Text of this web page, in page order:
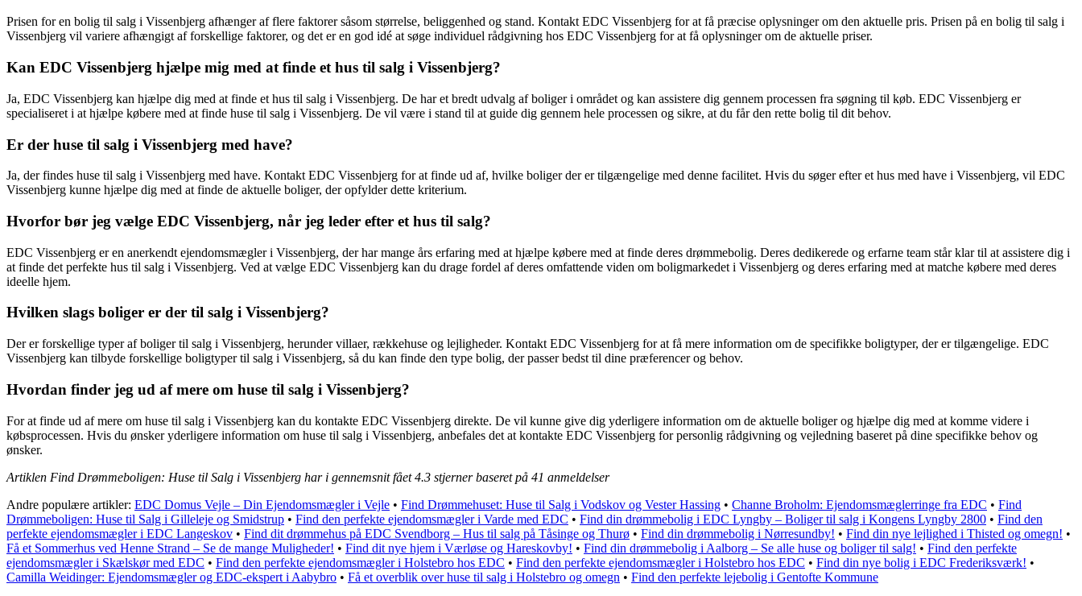
Prisen for en bolig til salg i Vissenbjerg afhænger af flere faktorer såsom størrelse, beliggenhed og stand. Kontakt EDC Vissenbjerg for at få præcise oplysninger om den aktuelle pris. Prisen på en bolig til salg i
Vissenbjerg vil variere afhængigt af forskellige faktorer, og det er en god idé at søge individuel rådgivning hos EDC Vissenbjerg for at få oplysninger om de aktuelle priser.
Kan EDC Vissenbjerg hjælpe mig med at finde et hus til salg i Vissenbjerg?
Ja, EDC Vissenbjerg kan hjælpe dig med at finde et hus til salg i Vissenbjerg. De har et bredt udvalg af boliger i området og kan assistere dig gennem processen fra søgning til køb. EDC Vissenbjerg er
specialiseret i at hjælpe købere med at finde huse til salg i Vissenbjerg. De vil være i stand til at guide dig gennem hele processen og sikre, at du får den rette bolig til dit behov.
Er der huse til salg i Vissenbjerg med have?
Ja, der findes huse til salg i Vissenbjerg med have. Kontakt EDC Vissenbjerg for at finde ud af, hvilke boliger der er tilgængelige med denne facilitet. Hvis du søger efter et hus med have i Vissenbjerg, vil EDC
Vissenbjerg kunne hjælpe dig med at finde de aktuelle boliger, der opfylder dette kriterium.
Hvorfor bør jeg vælge EDC Vissenbjerg, når jeg leder efter et hus til salg?
EDC Vissenbjerg er en anerkendt ejendomsmægler i Vissenbjerg, der har mange års erfaring med at hjælpe købere med at finde deres drømmebolig. Deres dedikerede og erfarne team står klar til at assistere dig i
at finde det perfekte hus til salg i Vissenbjerg. Ved at vælge EDC Vissenbjerg kan du drage fordel af deres omfattende viden om boligmarkedet i Vissenbjerg og deres erfaring med at matche købere med deres
ideelle hjem.
Hvilken slags boliger er der til salg i Vissenbjerg?
Der er forskellige typer af boliger til salg i Vissenbjerg, herunder villaer, rækkehuse og lejligheder. Kontakt EDC Vissenbjerg for at få mere information om de specifikke boligtyper, der er tilgængelige. EDC
Vissenbjerg kan tilbyde forskellige boligtyper til salg i Vissenbjerg, så du kan finde den type bolig, der passer bedst til dine præferencer og behov.
Hvordan finder jeg ud af mere om huse til salg i Vissenbjerg?
For at finde ud af mere om huse til salg i Vissenbjerg kan du kontakte EDC Vissenbjerg direkte. De vil kunne give dig yderligere information om de aktuelle boliger og hjælpe dig med at komme videre i
købsprocessen. Hvis du ønsker yderligere information om huse til salg i Vissenbjerg, anbefales det at kontakte EDC Vissenbjerg for personlig rådgivning og vejledning baseret på dine specifikke behov og
ønsker.
Artiklen Find Drømmeboligen: Huse til Salg i Vissenbjerg har i gennemsnit fået4.3 stjerner baseret på 41 anmeldelser
Andre populære artikler: EDC Domus Vejle – Din Ejendomsmægler i Vejle • Find Drømmehuset: Huse til Salg i Vodskov og Vester Hassing • Channe Broholm: Ejendomsmæglerringe fra EDC • Find
Drømmeboligen: Huse til Salg i Gilleleje og Smidstrup • Find den perfekte ejendomsmægler i Varde med EDC • Find din drømmebolig i EDC Lyngby – Boliger til salg i Kongens Lyngby 2800 • Find den
perfekte ejendomsmægler i EDC Langeskov • Find dit drømmehus på EDC Svendborg – Hus til salg på Tåsinge og Thurø • Find din drømmebolig i Nørresundby! • Find din nye lejlighed i Thisted og omegn! •
Få et Sommerhus ved Henne Strand – Se de mange Muligheder! • Find dit nye hjem i Værløse og Hareskovby! • Find din drømmebolig i Aalborg – Se alle huse og boliger til salg! • Find den perfekte
ejendomsmægler i Skælskør med EDC • Find den perfekte ejendomsmægler i Holstebro hos EDC • Find den perfekte ejendomsmægler i Holstebro hos EDC • Find din nye bolig i EDC Frederiksværk! •
Camilla Weidinger: Ejendomsmægler og EDC-ekspert i Aabybro • Få et overblik over huse til salg i Holstebro og omegn • Find den perfekte lejebolig i Gentofte Kommune